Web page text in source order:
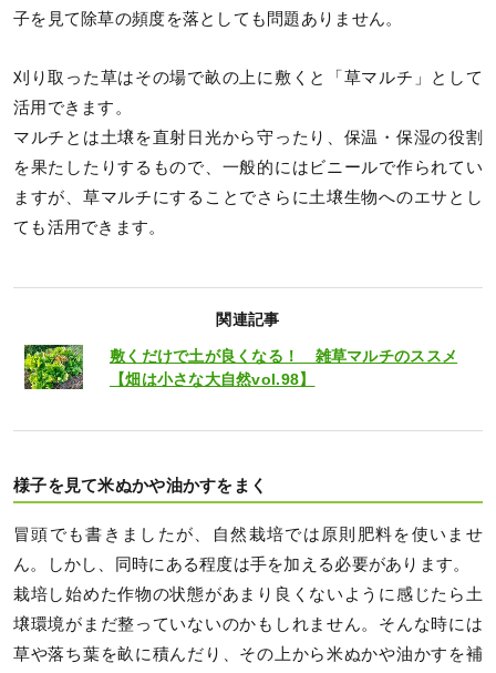
子を見て除草の頻度を落としても問題ありません。
刈り取った草はその場で畝の上に敷くと「草マルチ」として
活用できます。
マルチとは土壌を直射日光から守ったり、保温・保湿の役割
を果たしたりするもので、一般的にはビニールで作られてい
ますが、草マルチにすることでさらに土壌生物へのエサとし
ても活用できます。
関連記事
敷くだけで土が良くなる！ 雑草マルチのススメ
【畑は小さな大自然vol.98】
様子を見て米ぬかや油かすをまく
冒頭でも書きましたが、自然栽培では原則肥料を使いませ
ん。しかし、同時にある程度は手を加える必要があります。
栽培し始めた作物の状態があまり良くないように感じたら土
壌環境がまだ整っていないのかもしれません。そんな時には
草や落ち葉を畝に積んだり、その上から米ぬかや油かすを補